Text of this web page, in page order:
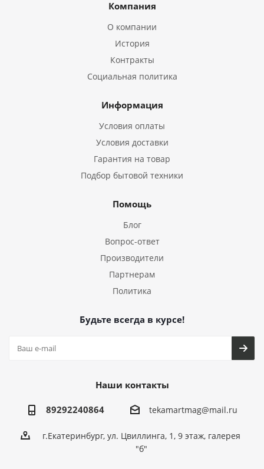
Компания
О компании
История
Контракты
Социальная политика
Информация
Условия оплаты
Условия доставки
Гарантия на товар
Подбор бытовой техники
Помощь
Блог
Вопрос-ответ
Производители
Партнерам
Политика
Будьте всегда в курсе!
Наши контакты
89292240864 tekamartmag@mail.ru
г.Екатеринбург, ул. Цвиллинга, 1, 9 этаж, галерея
"б"